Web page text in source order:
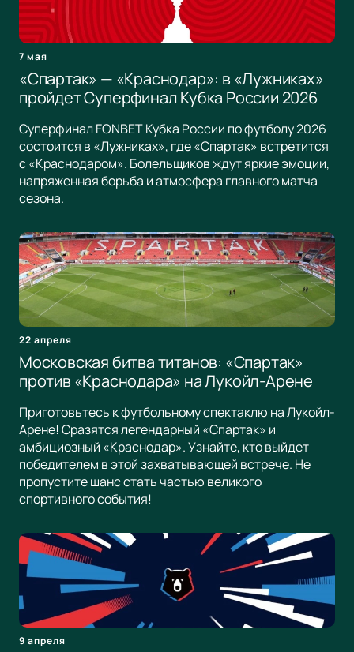
7 мая
«Спартак» — «Краснодар»: в «Лужниках»
пройдет Суперфинал Кубка России 2026
Суперфинал FONBET Кубка России по футболу 2026
состоится в «Лужниках», где «Спартак» встретится
с «Краснодаром». Болельщиков ждут яркие эмоции,
напряженная борьба и атмосфера главного матча
сезона.
22 апреля
Московская битва титанов: «Спартак»
против «Краснодара» на Лукойл-Арене
Приготовьтесь к футбольному спектаклю на Лукойл-
Арене! Сразятся легендарный «Спартак» и
амбициозный «Краснодар». Узнайте, кто выйдет
победителем в этой захватывающей встрече. Не
пропустите шанс стать частью великого
спортивного события!
9 апреля